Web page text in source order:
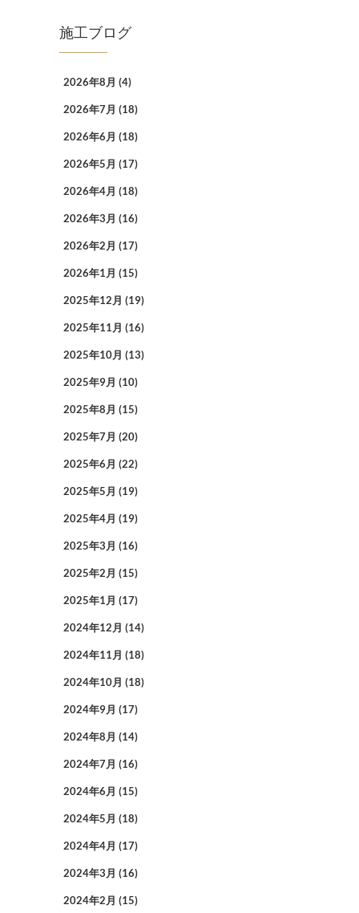
施工ブログ
2026年8月 (4)
2026年7月 (18)
2026年6月 (18)
2026年5月 (17)
2026年4月 (18)
2026年3月 (16)
2026年2月 (17)
2026年1月 (15)
2025年12月 (19)
2025年11月 (16)
2025年10月 (13)
2025年9月 (10)
2025年8月 (15)
2025年7月 (20)
2025年6月 (22)
2025年5月 (19)
2025年4月 (19)
2025年3月 (16)
2025年2月 (15)
2025年1月 (17)
2024年12月 (14)
2024年11月 (18)
2024年10月 (18)
2024年9月 (17)
2024年8月 (14)
2024年7月 (16)
2024年6月 (15)
2024年5月 (18)
2024年4月 (17)
2024年3月 (16)
2024年2月 (15)